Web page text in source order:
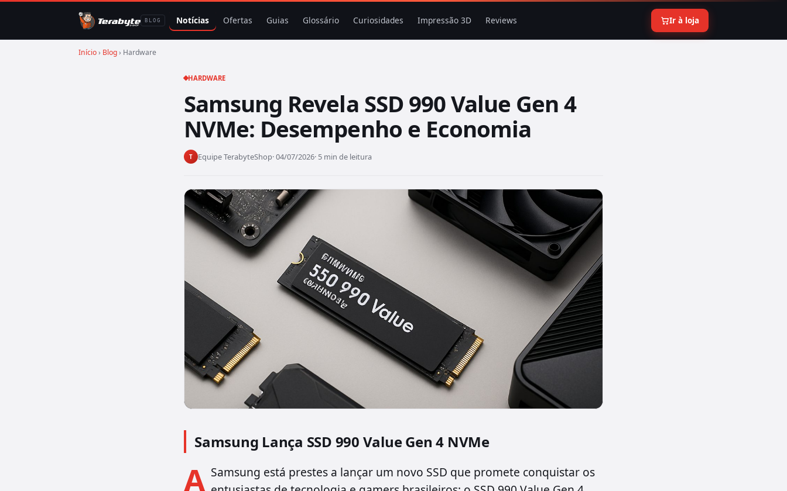
BLOG Notícias Ofertas Guias Glossário Curiosidades Impressão 3D Reviews Ir à loja
Início› Blog› Hardware
HARDWARE
Samsung Revela SSD 990 Value Gen 4
NVMe: Desempenho e Economia
T Equipe TerabyteShop· 04/07/2026· 5 min de leitura
Samsung Lança SSD 990 Value Gen 4 NVMe
A Samsung está prestes a lançar um novo SSD que promete conquistar os